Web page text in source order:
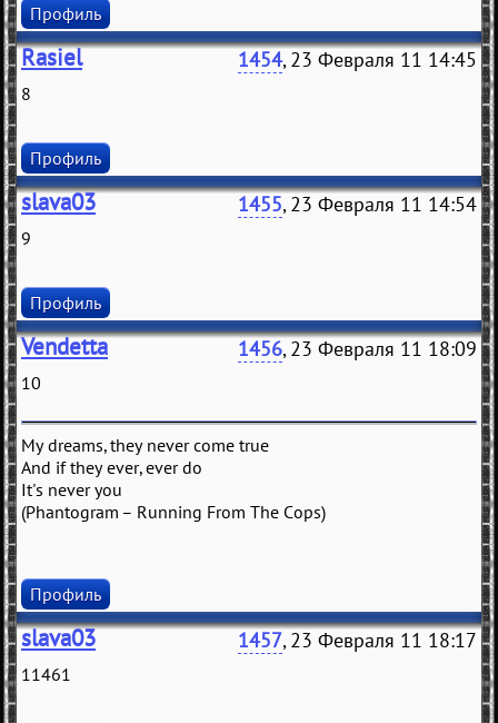
Профиль
Rasiel 1454, 23 Февраля 11 14:45
8
Профиль
slava03 1455, 23 Февраля 11 14:54
9
Профиль
Vendetta 1456, 23 Февраля 11 18:09
10
My dreams, they never come true
And if they ever, ever do
It's never you
(Phantogram – Running From The Cops)
Профиль
slava03 1457, 23 Февраля 11 18:17
11461